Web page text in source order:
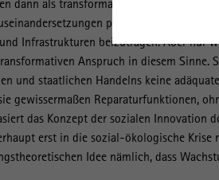
dann als transformativ, wenn sie sich
positionieren, um
Infrastrukturen beizutragen. Aber nur
Anspruch in diesem
und staatlichen Handelns keine
gewissermaßen Reparaturfunktionen,
das Konzept der sozialen Innovation
erst in die sozial-ökologische Krise
Idee nämlich, dass